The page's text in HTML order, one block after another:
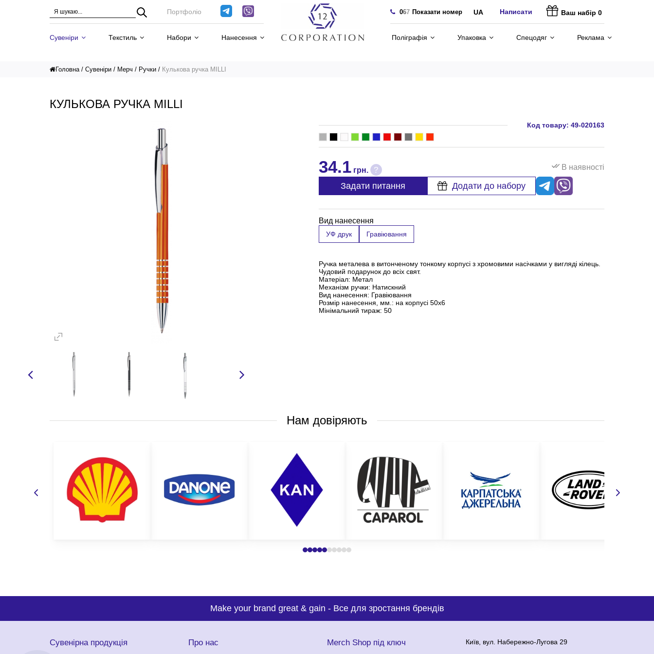
Портфоліо 067 Показати номер UA Написати Ваш набір 0
Сувеніри Текстиль Набори Нанесення Поліграфія Упаковка Спецодяг Реклама
Головна Сувеніри Мерч Ручки Кулькова ручка MILLI
КУЛЬКОВА РУЧКА MILLI
Код товару: 49-020163
34.1грн. ? В наявності
Задати питання Додати до набору
Вид нанесення
УФ друк Гравіювання
Ручка металева в витонченому тонкому корпусі з хромовими насічками у вигляді кілець.
Чудовий подарунок до всіх свят.
Матеріал: Метал
Механізм ручки: Натискний
Вид нанесення: Гравіювання
Розмір нанесення, мм.: на корпусі 50х6
Мінімальний тираж: 50
Нам довіряють
Make your brand great & gain -Все для зростання брендів
Сувенірна продукція Про нас Merch Shop під ключ
Київ, вул. Набережно-Лугова 29